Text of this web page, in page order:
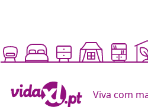
Viva com